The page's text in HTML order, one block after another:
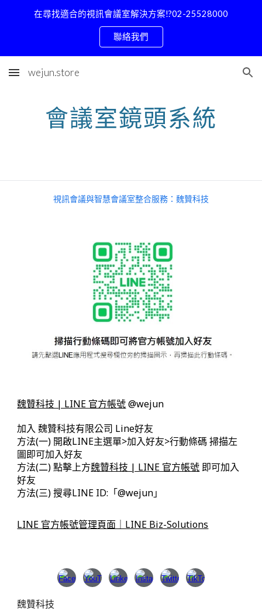
Skip to main content
在尋找適合的視訊會議室解決方案!?02-25528000
聯絡我們
wejun.store
會議室鏡頭系統
視訊會議與智慧會議室整合服務：魏贊科技
魏贊科技 | LINE 官方帳號@wejun
加入 魏贊科技有限公司 Line好友
方法(一) 開啟LINE主選單>加入好友>行動條碼 掃描左
圖即可加入好友
方法(二) 點擊上方魏贊科技 | LINE 官方帳號 即可加入
好友
方法(三) 搜尋LINE ID:「@wejun」
LINE 官方帳號管理頁面｜LINE Biz-Solutions
魏贊科技